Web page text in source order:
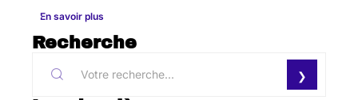
En savoir plus
Recherche